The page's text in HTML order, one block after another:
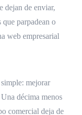
dejan de enviar,
que parpadean o
web empresarial
mejorar
décima menos
comercial deja de